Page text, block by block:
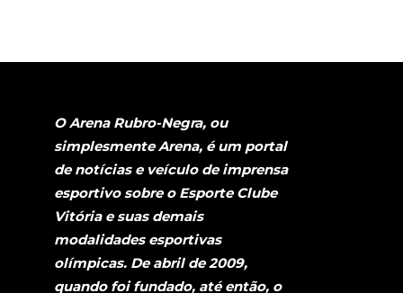
O Arena Rubro-Negra, ou
simplesmente Arena, é um portal
de notícias e veículo de imprensa
esportivo sobre o Esporte Clube
Vitória e suas demais
modalidades esportivas
olímpicas. De abril de 2009,
quando foi fundado, até então, o